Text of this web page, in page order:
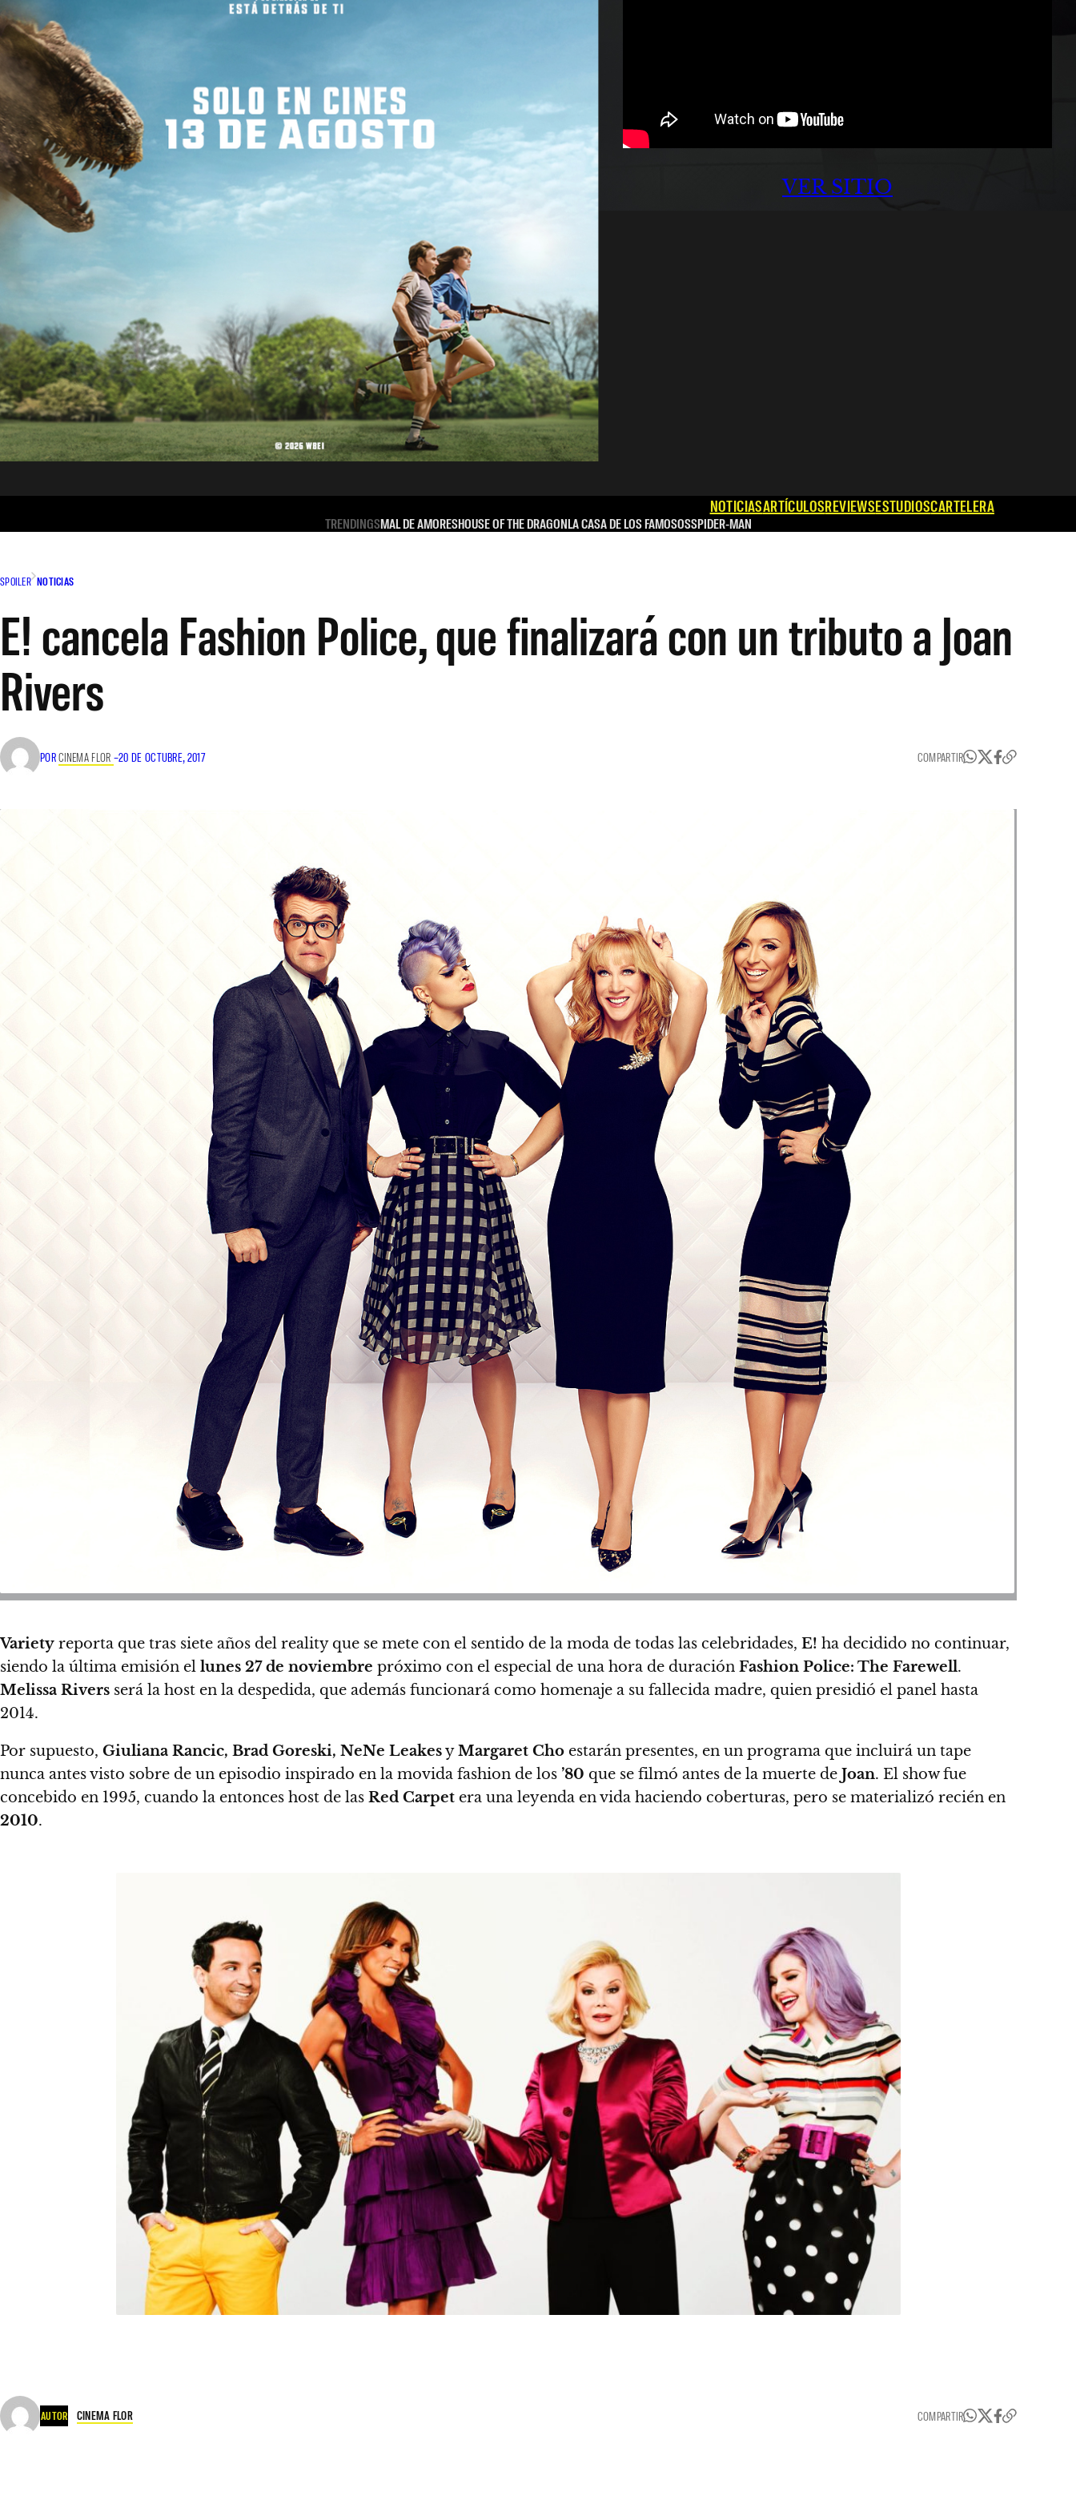
VER SITIO
NOTICIASARTÍCULOSREVIEWSESTUDIOSCARTELERA
TRENDINGSMAL DE AMORESHOUSE OF THE DRAGONLA CASA DE LOS FAMOSOSSPIDER-MAN
SPOILER NOTICIAS
E! cancela Fashion Police, que finalizará con un tributo a Joan
Rivers
PORCINEMA FLOR –20 DE OCTUBRE, 2017 COMPARTIR
Variety reporta que tras siete años del reality que se mete con el sentido de la moda de todas las celebridades, E! ha decidido no continuar,
siendo la última emisión el lunes 27 de noviembre próximo con el especial de una hora de duración Fashion Police: The Farewell.
Melissa Rivers será la host en la despedida, que además funcionará como homenaje a su fallecida madre, quien presidió el panel hasta
2014.
Por supuesto, Giuliana Rancic, Brad Goreski, NeNe LeakesyMargaret Cho estarán presentes, en un programa que incluirá un tape
nunca antes visto sobre de un episodio inspirado en la movida fashion de los ’80 que se filmó antes de la muerte de Joan. El show fue
concebido en 1995, cuando la entonces host de las Red Carpet era una leyenda en vida haciendo coberturas, pero se materializó recién en
2010.
AUTOR CINEMA FLOR COMPARTIR